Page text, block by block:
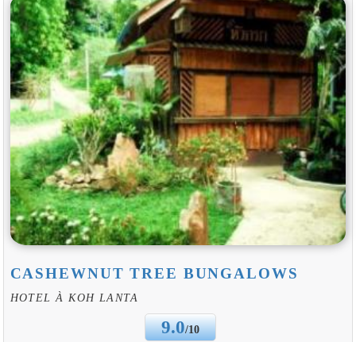
CASHEWNUT TREE BUNGALOWS
HOTEL À KOH LANTA
9.0/10